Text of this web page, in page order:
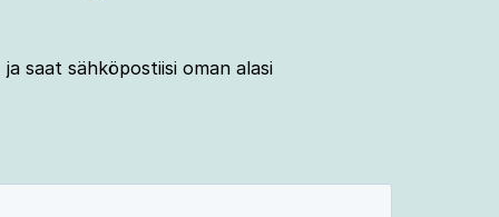
saat sähköpostiisi oman alasi